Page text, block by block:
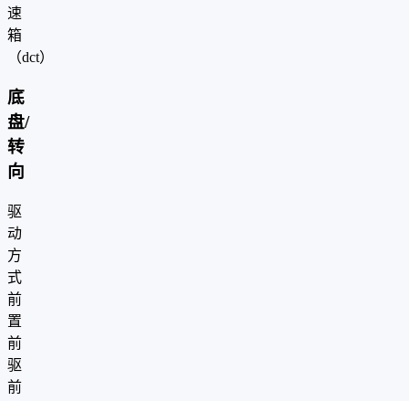
速
箱
（dct）
底
盘/
转
向
驱
动
方
式
前
置
前
驱
前